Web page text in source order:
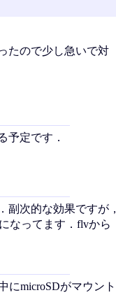
たので少し急いで対
予定です．
副次的な効果ですが，
なってます．flvから
にmicroSDがマウント